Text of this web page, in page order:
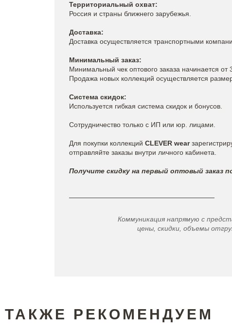
Территориальный охват:
Россия и страны ближнего зарубежья.
Доставка:
Доставка осуществляется транспортными
Минимальный заказ:
Минимальный чек оптового заказа начинается от
Продажа новых коллекций осуществляется
Система скидок:
Используется гибкая система скидок и бонусов.
Сотрудничество только с ИП или юр. лицами.
Для покупки коллекций CLEVER wear
отправляйте заказы внутри личного кабинета.
Получите скидку на первый оптовый заказ
Коммуникация напрямую с
цены, скидки, объемы
ТАКЖЕ РЕКОМЕНДУЕМ